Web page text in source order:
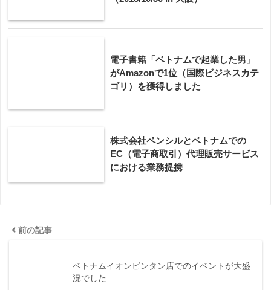
電子書籍「ベトナムで起業した男」
がAmazonで1位（国際ビジネスカテ
ゴリ）を獲得しました
株式会社ペンシルとベトナムでの
EC（電子商取引）代理販売サービス
における業務提携
前の記事
ベトナムイオンビンタン店でのイベントが大盛
況でした